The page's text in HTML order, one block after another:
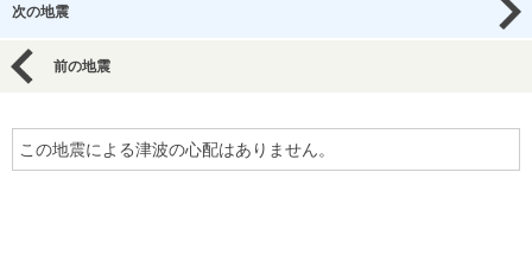
次の地震
前の地震
この地震による津波の心配はありません。